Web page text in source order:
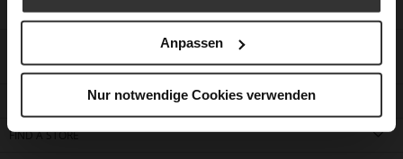
Anpassen
Nur notwendige Cookies verwenden
CUSTOMER SERVICE
CONTACT
FIND A STORE